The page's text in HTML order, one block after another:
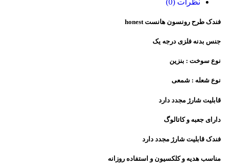
فندک طرح رونسون هانست honest
جنس بدنه فلزی درجه یک
نوع سوخت : بنزین
نوع شعله : شمعی
قابلیت شارژ مجدد دارد
دارای جعبه و کاتالوگ
فندک قابلیت شارژ مجدد دارد
مناسب هدیه و کلکسیون و استفاده روزانه